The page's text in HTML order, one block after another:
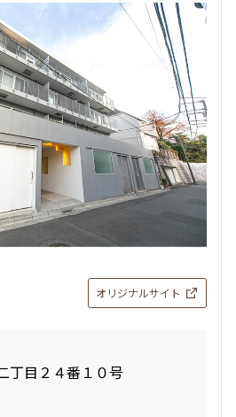
オリジナルサイト
丁目２４番１０号